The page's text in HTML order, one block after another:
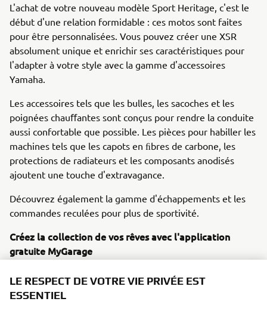
L'achat de votre nouveau modèle Sport Heritage, c'est le
début d'une relation formidable : ces motos sont faites
pour être personnalisées. Vous pouvez créer une XSR
absolument unique et enrichir ses caractéristiques pour
l'adapter à votre style avec la gamme d'accessoires
Yamaha.
Les accessoires tels que les bulles, les sacoches et les
poignées chauﬀantes sont conçus pour rendre la conduite
aussi confortable que possible. Les pièces pour habiller les
machines tels que les capots en ﬁbres de carbone, les
protections de radiateurs et les composants anodisés
ajoutent une touche d'extravagance.
Découvrez également la gamme d'échappements et les
commandes reculées pour plus de sportivité.
Créez la collection de vos rêves avec l'application
gratuite MyGarage
collection de vos rêves, et elle est entièrement gratuite !
Téléchargez l'application et vous voilà prêt à créer votre
LE RESPECT DE VOTRE VIE PRIVÉE EST
ESSENTIEL